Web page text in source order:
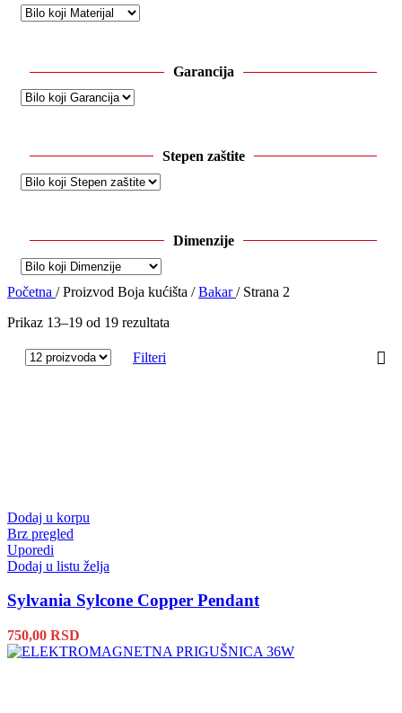
Garancija
Stepen zaštite
Dimenzije
Početna / Proizvod Boja kućišta / Bakar/ Strana 2
Prikaz 13–19 od 19 rezultata
Filteri
Dodaj u korpu
Brz pregled
Uporedi
Dodaj u listu želja
Sylvania Sylcone Copper Pendant
750,00 RSD